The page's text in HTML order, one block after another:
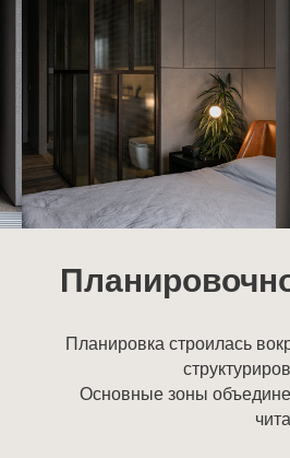
Планировка строилась
Основные зоны